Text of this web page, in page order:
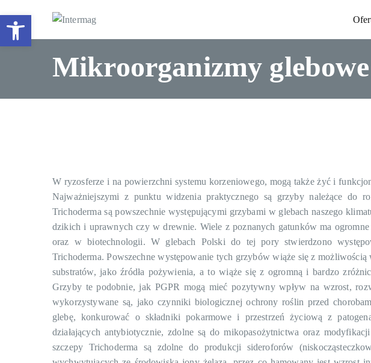
Otwórz pasek narzędzi
Mikroorganizmy
W ryzosferze i na powierzchni systemu korzeniowego, mogą także żyć i
Najważniejszymi z punktu widzenia praktycznego są grzyby należące do
Trichoderma są powszechnie występującymi grzybami w glebach naszego
dzikich i uprawnych czy w drewnie. Wiele z poznanych gatunków ma ogromne
oraz w biotechnologii. W glebach Polski do tej pory stwierdzono
Trichoderma. Powszechne występowanie tych grzybów wiąże się z
substratów, jako źródła pożywienia, a to wiąże się z ogromną i bardzo
Grzyby te podobnie, jak PGPR mogą mieć pozytywny wpływ na wzrost,
wykorzystywane są, jako czynniki biologicznej ochrony roślin przed
glebę, konkurować o składniki pokarmowe i przestrzeń życiową z
działających antybiotycznie, zdolne są do mikopasożytnictwa oraz
szczepy Trichoderma są zdolne do produkcji sideroforów